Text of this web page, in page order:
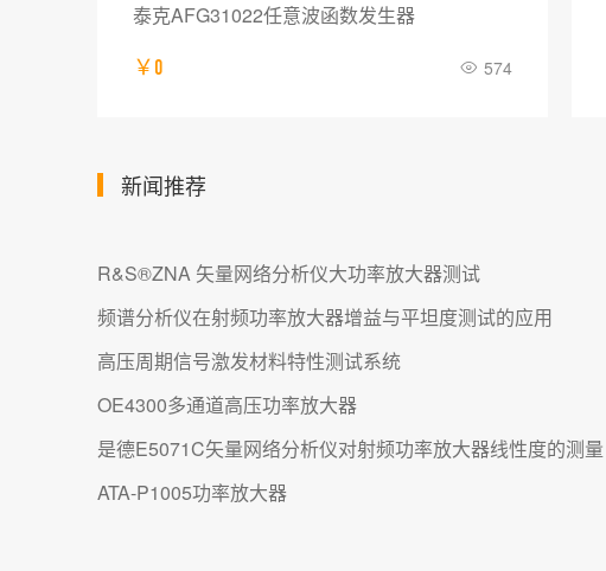
泰克AFG31022任意波函数发生器
￥0 574
新闻推荐
R&S®ZNA 矢量网络分析仪大功率放大器测试
频谱分析仪在射频功率放大器增益与平坦度测试的应用
高压周期信号激发材料特性测试系统
OE4300多通道高压功率放大器
是德E5071C矢量网络分析仪对射频功率放大器线性度的测量
ATA-P1005功率放大器